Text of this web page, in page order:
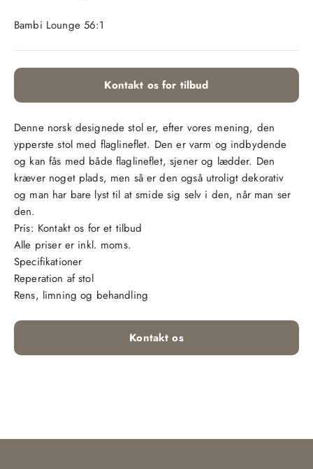
Bambi Lounge 56:1
Kontakt os for tilbud
Denne norsk designede stol er, efter vores mening, den
ypperste stol med flaglineflet. Den er varm og indbydende
og kan fås med både flaglineflet, sjener og lædder. Den
kræver noget plads, men så er den også utroligt dekorativ
og man har bare lyst til at smide sig selv i den, når man ser
den.
Pris: Kontakt os for et tilbud
Alle priser er inkl. moms.
Specifikationer
Reperation af stol
Rens, limning og behandling
Kontakt os